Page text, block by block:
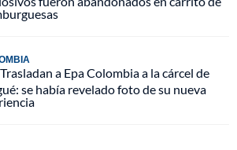
Trasladan a Epa Colombia a la cárcel de
se había revelado foto de su nueva